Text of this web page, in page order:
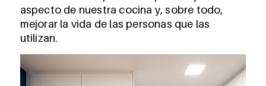
aspecto de nuestra cocina y, sobre todo,
mejorar la vida de las personas que las
utilizan.